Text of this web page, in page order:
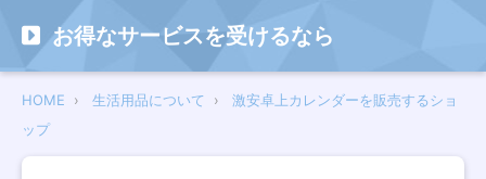
お得なサービスを受けるなら
HOME 生活用品について
激安卓上カレンダーを販売するショ
ップ